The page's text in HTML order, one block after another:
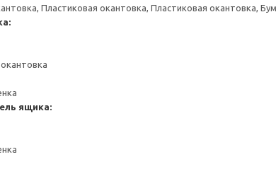
Пластиковая окантовка, Пластиковая окантовка,
ящика: